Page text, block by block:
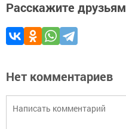
Расскажите друзьям
Нет комментариев